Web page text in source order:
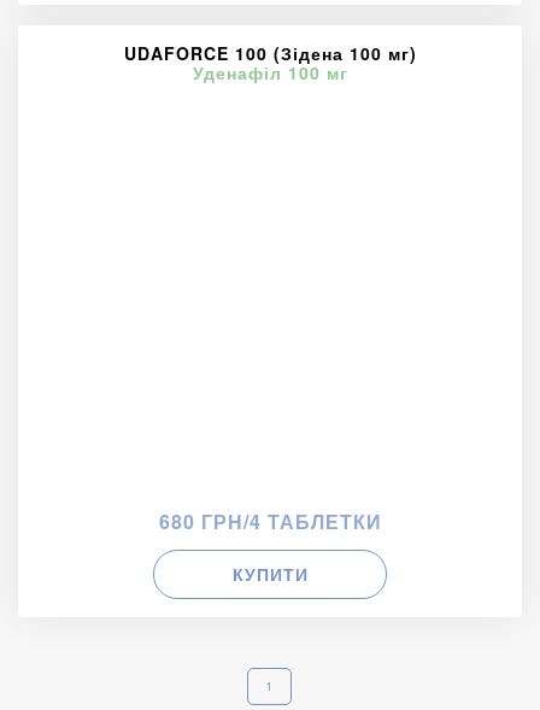
UDAFORCE 100 (Зідена 100 мг)
Уденафіл 100 мг
680 ГРН/4 ТАБЛЕТКИ
КУПИТИ
1